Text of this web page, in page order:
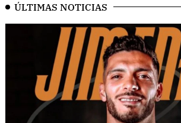
ÚLTIMAS NOTICIAS